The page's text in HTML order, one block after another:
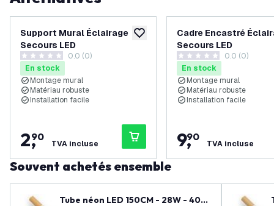
ajouter à la liste de souhaits
Support Mural Éclairage
Secours LED
0 étoiles de notation
0.0 (0)
En stock
Montage mural
Matériau robuste
Installation facile
2,
90
TVA incluse
Cadre Encastré
Secours LED
0 étoiles de notation
0.0 (0)
En stock
Montage mural
Matériau robuste
Installation facile
9,
90
TVA incluse
Souvent achetés ensemble
Tube néon LED 150CM - 28W - 400